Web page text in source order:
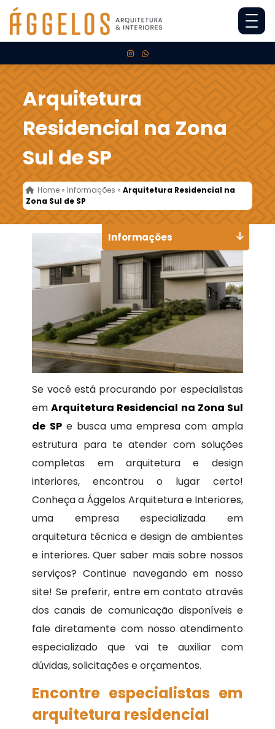
Arquitetura
Residencial na Zona
Sul de SP
Home » Informações »Arquitetura Residencial na
Zona Sul de SP
Se você está procurando por especialistas
emArquitetura Residencial na Zona Sul
de SPe busca uma empresa com ampla
estrutura para te atender com soluções
completas em arquitetura e design
interiores, encontrou o lugar certo!
Conheça a Ággelos Arquitetura e Interiores,
uma empresa especializada em
arquitetura técnica e design de ambientes
e interiores. Quer saber mais sobre nossos
serviços? Continue navegando em nosso
site! Se preferir, entre em contato através
dos canais de comunicação disponíveis e
fale diretamente com nosso atendimento
especializado que vai te auxiliar com
dúvidas, solicitações e orçamentos.
Encontre especialistas em
arquitetura residencial
Informações